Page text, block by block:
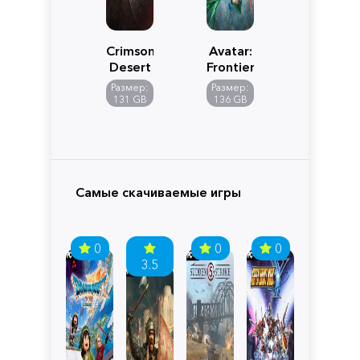
Crimson
Desert
Размер:
131 GB
Avatar:
Frontiers
of
Pandora
Размер:
136 GB
Самые скачиваемые игры
0
3.5
0 0